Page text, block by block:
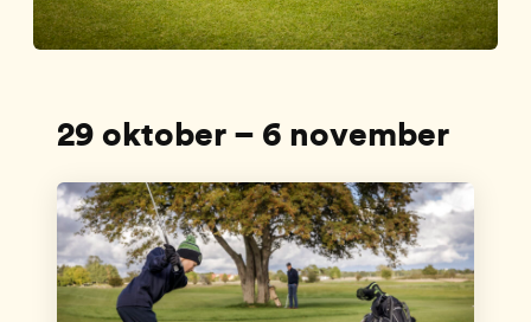
29 oktober – 6 november